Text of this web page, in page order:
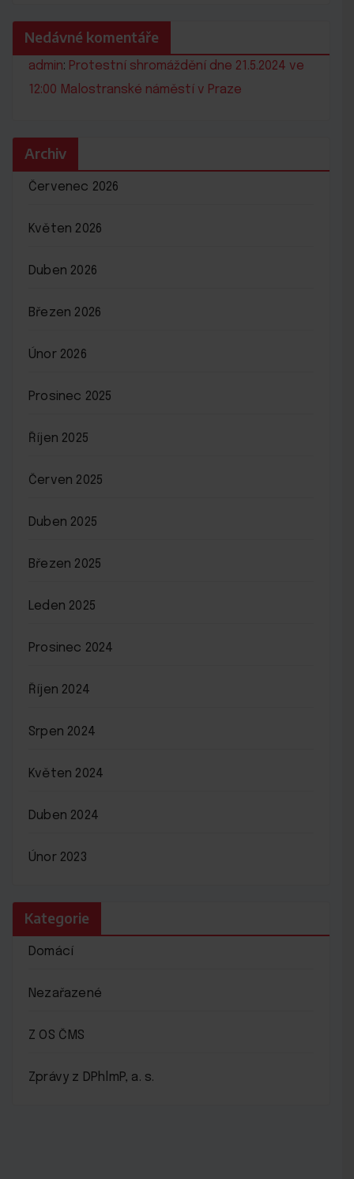
Nedávné komentáře
admin: Protestní shromáždění dne 21.5.2024 ve
12:00 Malostranské náměstí v Praze
Archiv
Červenec 2026
Květen 2026
Duben 2026
Březen 2026
Únor 2026
Prosinec 2025
Říjen 2025
Červen 2025
Duben 2025
Březen 2025
Leden 2025
Prosinec 2024
Říjen 2024
Srpen 2024
Květen 2024
Duben 2024
Únor 2023
Kategorie
Domácí
Nezařazené
Z OS ČMS
Zprávy z DPhlmP, a. s.